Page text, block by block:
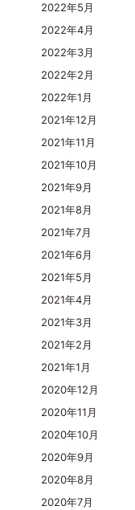
2022年5月
2022年4月
2022年3月
2022年2月
2022年1月
2021年12月
2021年11月
2021年10月
2021年9月
2021年8月
2021年7月
2021年6月
2021年5月
2021年4月
2021年3月
2021年2月
2021年1月
2020年12月
2020年11月
2020年10月
2020年9月
2020年8月
2020年7月